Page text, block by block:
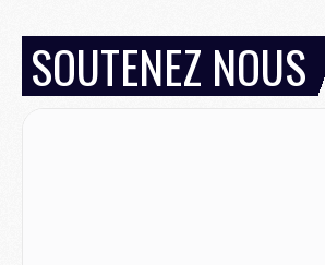
Mercato- Liverpool ne veut pas que Barcola
Match- Majorque/PSG, quelle compo pour le premier
MARDI 04 AOÛT
SOUTENEZ NOUS